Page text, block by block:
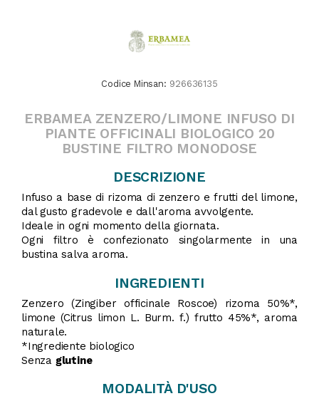
Codice Minsan: 926636135
ERBAMEA ZENZERO/LIMONE INFUSO DI
PIANTE OFFICINALI BIOLOGICO 20
BUSTINE FILTRO MONODOSE
DESCRIZIONE
Infuso a base di rizoma di zenzero e frutti del limone,
dal gusto gradevole e dall'aroma avvolgente.
Ideale in ogni momento della giornata.
Ogni filtro è confezionato singolarmente in una
bustina salva aroma.
INGREDIENTI
Zenzero (Zingiber officinale Roscoe) rizoma 50%*,
limone (Citrus limon L. Burm. f.) frutto 45%*, aroma
naturale.
*Ingrediente biologico
Senza glutine
MODALITÀ D'USO